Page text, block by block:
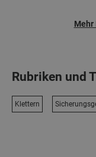
Mehr
Rubriken und
Klettern